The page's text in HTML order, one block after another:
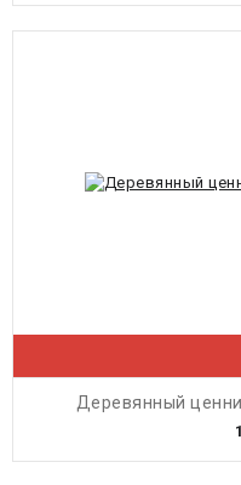
Деревянный